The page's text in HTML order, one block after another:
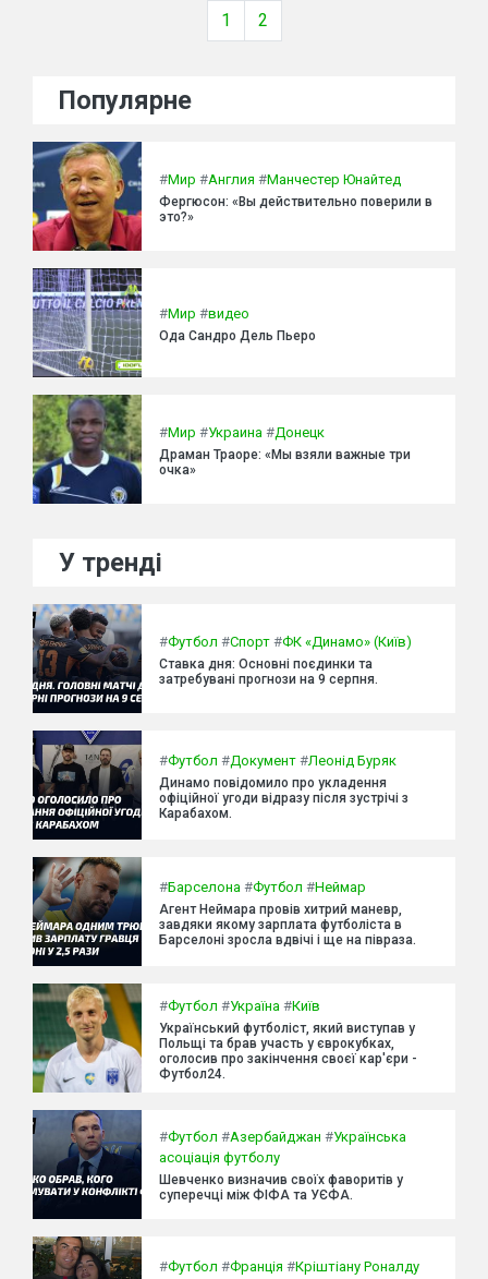
1 2
Популярне
#Мир #Англия #Манчестер Юнайтед
Фергюсон: «Вы действительно поверили в
это?»
#Мир #видео
Ода Сандро Дель Пьеро
#Мир #Украина #Донецк
Драман Траоре: «Мы взяли важные три
очка»
У тренді
#Футбол #Спорт #ФК «Динамо» (Київ)
Ставка дня: Основні поєдинки та
затребувані прогнози на 9 серпня.
#Футбол #Документ #Леонід Буряк
Динамо повідомило про укладення
офіційної угоди відразу після зустрічі з
Карабахом.
#Барселона #Футбол #Неймар
Агент Неймара провів хитрий маневр,
завдяки якому зарплата футболіста в
Барселоні зросла вдвічі і ще на півраза.
#Футбол #Україна #Київ
Український футболіст, який виступав у
Польщі та брав участь у єврокубках,
оголосив про закінчення своєї кар'єри -
Футбол24.
#Футбол #Азербайджан #Українська
асоціація футболу
Шевченко визначив своїх фаворитів у
суперечці між ФІФА та УЄФА.
#Футбол #Франція #Кріштіану Роналду